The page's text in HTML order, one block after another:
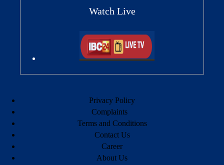
Watch Live
Privacy Policy
Complaints
Terms and Conditions
Contact Us
Career
About Us